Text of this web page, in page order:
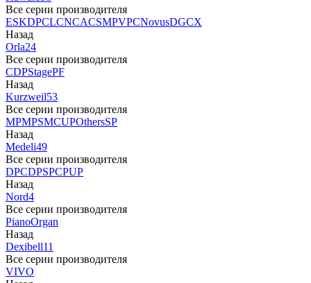
Все серии производителя
ESKDPCLCNCACSMPVPCNovusDGCX
Назад
Orla24
Все серии производителя
CDPStagePF
Назад
Kurzweil53
Все серии производителя
MPMPSMCUPOthersSP
Назад
Medeli49
Все серии производителя
DPCDPSPCPUP
Назад
Nord4
Все серии производителя
PianoOrgan
Назад
Dexibell11
Все серии производителя
VIVO